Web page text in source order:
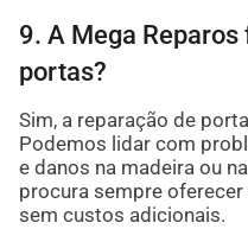
9. A Mega
portas?
Sim, a reparação de
Podemos lidar com
e danos na madeira ou
procura sempre
sem custos adicionais.